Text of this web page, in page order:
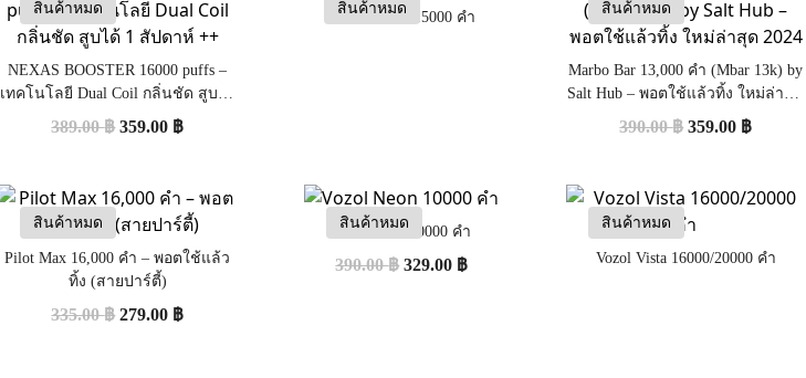
สินค้าหมด
NEXAS BOOSTER 16000 puffs –
เทคโนโลยี Dual Coil กลิ่นชัด สูบได้
1 สัปดาห์ ++
389.00฿ 359.00 ฿
สินค้าหมด
Insta Bar PX 15000 คำ
สินค้าหมด
Marbo Bar 13,000 คำ (Mbar 13k) by
Salt Hub – พอตใช้แล้วทิ้ง ใหม่ล่าสุด
2024
390.00฿ 359.00 ฿
สินค้าหมด
Pilot Max 16,000 คำ – พอตใช้แล้ว
ทิ้ง (สายปาร์ตี้)
335.00฿ 279.00 ฿
สินค้าหมด
Vozol Neon 10000 คำ
390.00฿ 329.00 ฿
สินค้าหมด
Vozol Vista 16000/20000 คำ